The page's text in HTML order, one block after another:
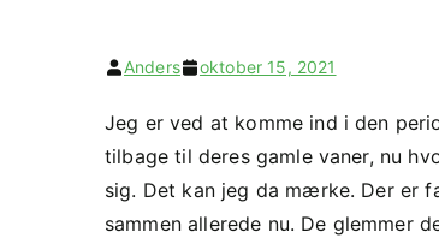
Anders oktober 15, 2021
Jeg er ved at komme ind i den
tilbage til deres gamle vaner, nu
sig. Det kan jeg da mærke. Der er
sammen allerede nu. De glemmer